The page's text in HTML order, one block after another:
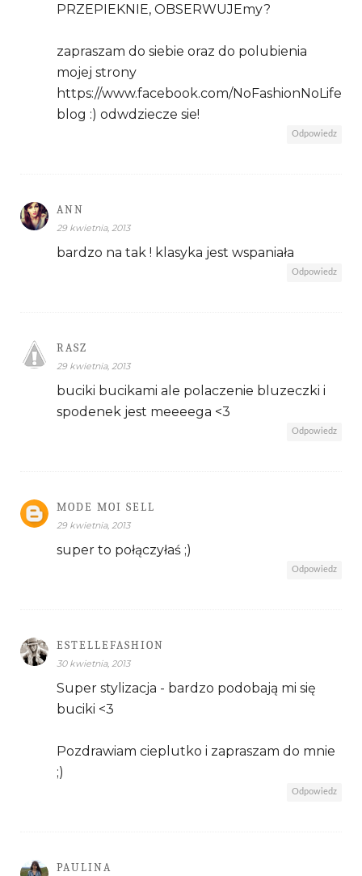
PRZEPIEKNIE, OBSERWUJEmy?
zapraszam do siebie oraz do polubienia
mojej strony
https://www.facebook.com/NoFashionNoLife
blog :) odwdziecze sie!
Odpowiedz
ANN
29 kwietnia, 2013
bardzo na tak ! klasyka jest wspaniała
Odpowiedz
RASZ
29 kwietnia, 2013
buciki bucikami ale polaczenie bluzeczki i
spodenek jest meeeega <3
Odpowiedz
MODE MOI SELL
29 kwietnia, 2013
super to połączyłaś ;)
Odpowiedz
ESTELLEFASHION
30 kwietnia, 2013
Super stylizacja - bardzo podobają mi się
buciki <3
Pozdrawiam cieplutko i zapraszam do mnie
;)
Odpowiedz
PAULINA